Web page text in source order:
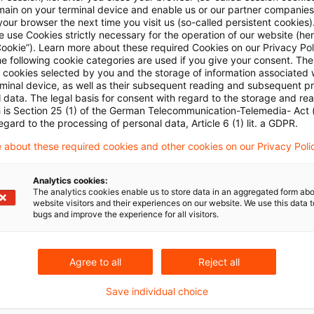
in Zweifel gezogen werden müssen, so die
der typisierte Zinssatz in einer anhaltenden
zum langfristigen Marktzinsniveau. Dies gilt für den
und § 6a Abs. 3 Satz 3 EStG
Pensionsverpflichtungen) gleichermaßen wie für
1 Nr. 3 EStG; in allen Fällen habe die Typisierung
Sollverzinsung, die der Steuerpflichtige am
er einen nicht realisierten Gewinn ausweisen.
Willen, bei der Passivierung von
zuzulassen und den Steuerpflichtigen nicht
zu zwingen.
on your terminal device and enable us or our partner
browser the next time you visit us (so-called persistent
use Cookies strictly necessary for the operation of our website
Learn more about these required Cookies on our Privacy
following cookie categories are used if you give your consent.
cookies selected by you and the storage of information associated
device, as well as their subsequent reading and subsequent
data. The legal basis for consent with regard to the storage and
is Section 25 (1) of the German Telecommunication-Telemedia- Act
to the processing of personal data, Article 6 (1) lit. a GDPR.
about these required cookies and other cookies on our Privacy
Analytics cookies:
The analytics cookies enable us to store data in an aggregated form
website visitors and their experiences on our website. We use this data
bugs and improve the experience for all visitors.
Agree to all Reject all
Save individual choice